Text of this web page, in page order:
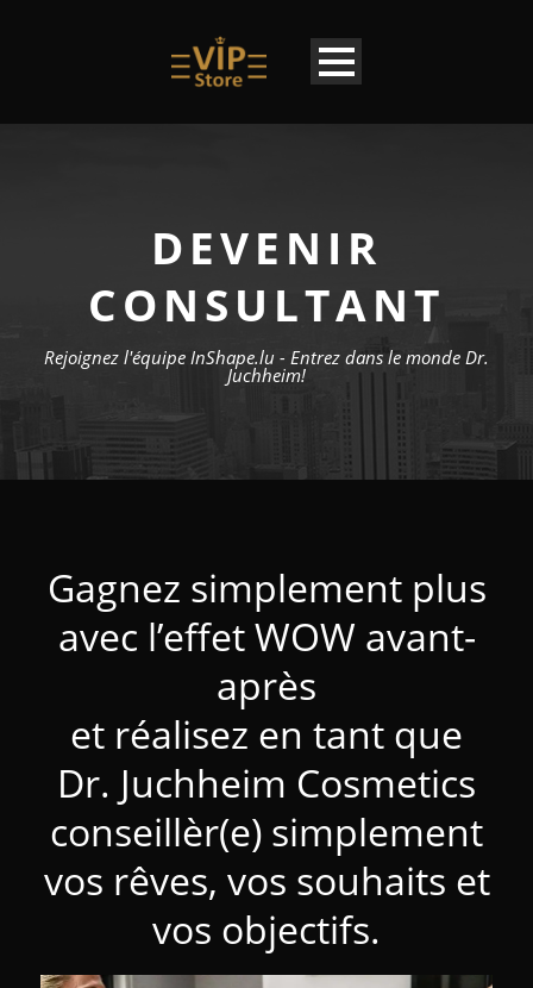
DEVENIR
CONSULTANT
Rejoignez l'équipe InShape.lu - Entrez dans le monde Dr.
Juchheim!
Gagnez simplement plus
avec l’effet WOW avant-
après
et réalisez en tant que
Dr. Juchheim Cosmetics
conseillèr(e) simplement
vos rêves, vos souhaits et
vos objectifs.